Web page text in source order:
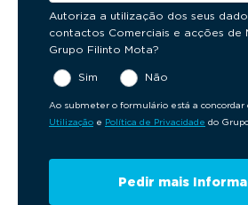
Autoriza a utilização dos seus
contactos Comerciais e acções de
Grupo Filinto Mota?
Sim Não
Ao submeter o formulário está a concordar
Utilização e Política de Privacidade do